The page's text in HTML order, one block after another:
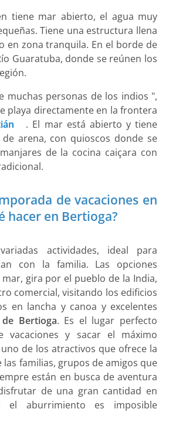
tiene mar abierto, el agua muy
Tiene una estructura llena
en zona tranquila. En el borde de
Guaratuba, donde se reúnen los
muchas personas de los indios ",
playa directamente en la frontera
. El mar está abierto y tiene
arena, con quioscos donde se
de la cocina caiçara con
de vacaciones en
hacer en Bertioga?
actividades, ideal para
con la familia. Las opciones
gira por el pueblo de la India,
comercial, visitando los edificios
en lancha y canoa y excelentes
Bertioga. Es el lugar perfecto
vacaciones y sacar el máximo
de los atractivos que ofrece la
las familias, grupos de amigos que
están en busca de aventura
de una gran cantidad en
el aburrimiento es imposible